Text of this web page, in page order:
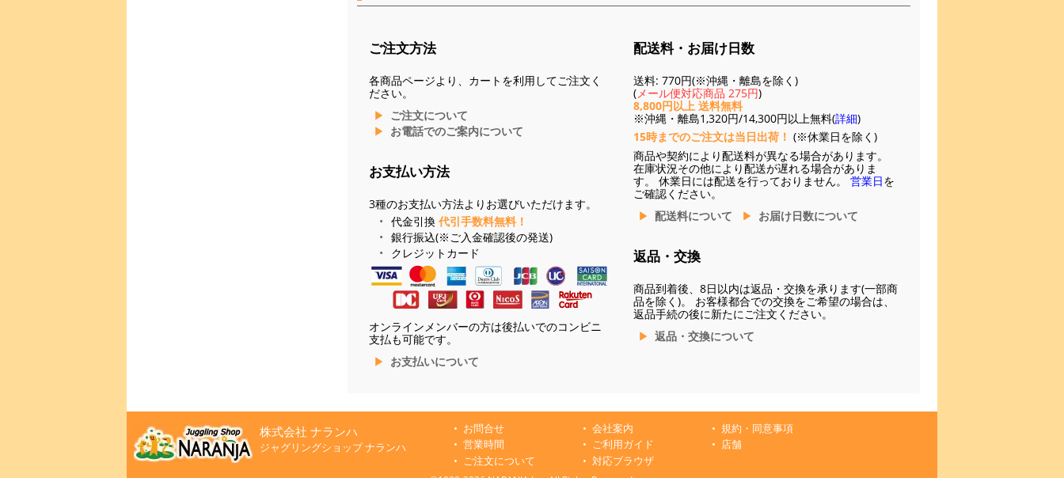
ご注文方法
各商品ページより、カートを利用してご注文く
ださい。
ご注文について
お電話でのご案内について
お支払い方法
3種のお支払い方法よりお選びいただけます。
代金引換 代引手数料無料！
銀行振込(※ご入金確認後の発送)
クレジットカード
オンラインメンバーの方は後払いでのコンビニ
支払も可能です。
お支払いについて
配送料・お届け日数
送料: 770円(※沖縄・離島を除く)
(メール便対応商品 275円)
8,800円以上 送料無料
※沖縄・離島1,320円/14,300円以上無料(詳細)
15時までのご注文は当日出荷！ (※休業日を除く)
商品や契約により配送料が異なる場合があります。
在庫状況その他により配送が遅れる場合がありま
す。 休業日には配送を行っておりません。 営業日を
ご確認ください。
配送料について
お届け日数について
返品・交換
商品到着後、8日以内は返品・交換を承ります(一部商
品を除く)。 お客様都合での交換をご希望の場合は、
返品手続の後に新たにご注文ください。
返品・交換について
株式会社 ナランハ
ジャグリングショップ ナランハ
お問合せ 会社案内
規約・同意事項
営業時間
ご利用ガイド
店舗
ご注文について
対応ブラウザ